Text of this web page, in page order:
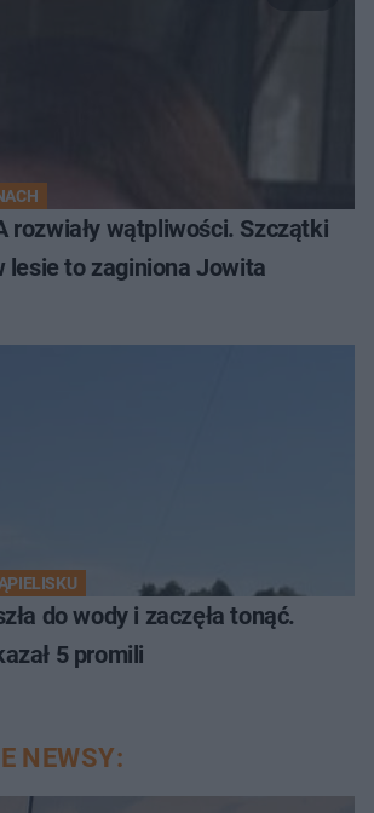
rozwiały wątpliwości. Szczątki
lesie to zaginiona Jowita
do wody i zaczęła tonąć.
5 promili
NEWSY: